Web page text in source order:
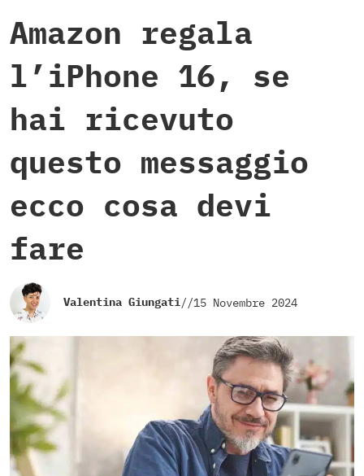
Amazon regala
l’iPhone 16, se
hai ricevuto
questo messaggio
ecco cosa devi
fare
Valentina Giungati//15 Novembre 2024